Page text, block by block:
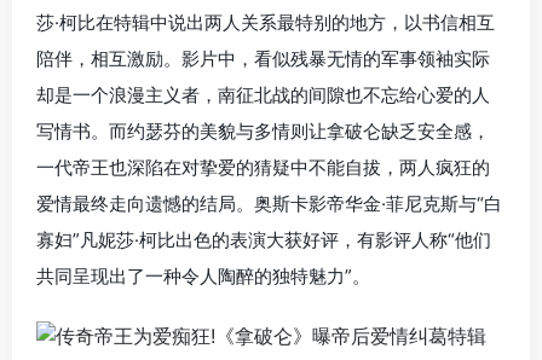
莎·柯比在特辑中说出两人关系最特别的地方，以书信相互
陪伴，相互激励。影片中，看似残暴无情的军事领袖实际
却是一个浪漫主义者，南征北战的间隙也不忘给心爱的人
写情书。而约瑟芬的美貌与多情则让拿破仑缺乏安全感，
一代帝王也深陷在对挚爱的猜疑中不能自拔，两人疯狂的
爱情最终走向遗憾的结局。奥斯卡影帝华金·菲尼克斯与“白
寡妇”凡妮莎·柯比出色的表演大获好评，有影评人称“他们
共同呈现出了一种令人陶醉的独特魅力”。